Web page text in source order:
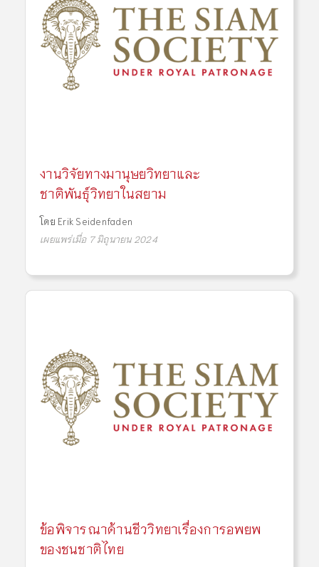
งานวิจัยทางมานุษยวิทยาและ
ชาติพันธุ์วิทยาในสยาม
โดย Erik Seidenfaden
เผยแพร่เมื่อ 7 มิถุนายน 2024
ข้อพิจารณาด้านชีววิทยาเรื่องการอพยพ
ของชนชาติไทย